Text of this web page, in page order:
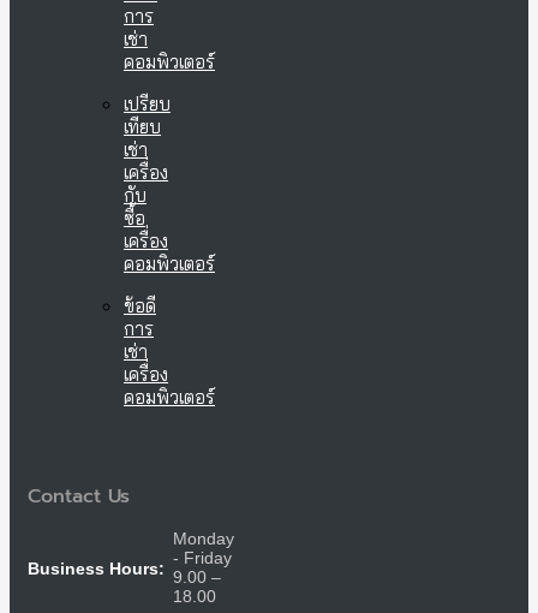
การ
เช่า
คอมพิวเตอร์
เปรียบ
เทียบ
เช่า
เครื่อง
กับ
ซื้อ
เครื่อง
คอมพิวเตอร์
ข้อดี
การ
เช่า
เครื่อง
คอมพิวเตอร์
Contact Us
Business Hours:
Monday
- Friday
9.00 –
18.00